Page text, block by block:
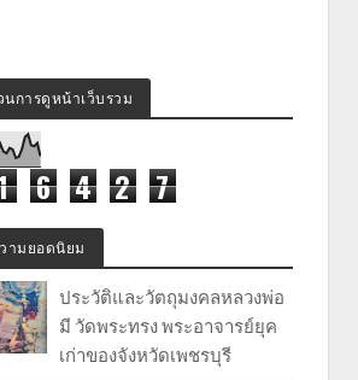
นการดูหน้าเว็บรวม
6 4 2 7
ามยอดนิยม
ประวัติและวัตถุมงคลหลวงพ่อ
มี วัดพระทรง พระอาจารย์ยุค
เก่าของจังหวัดเพชรบุรี